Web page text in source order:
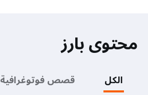
محتوى بارز
الكل قصص فوتوغرافية